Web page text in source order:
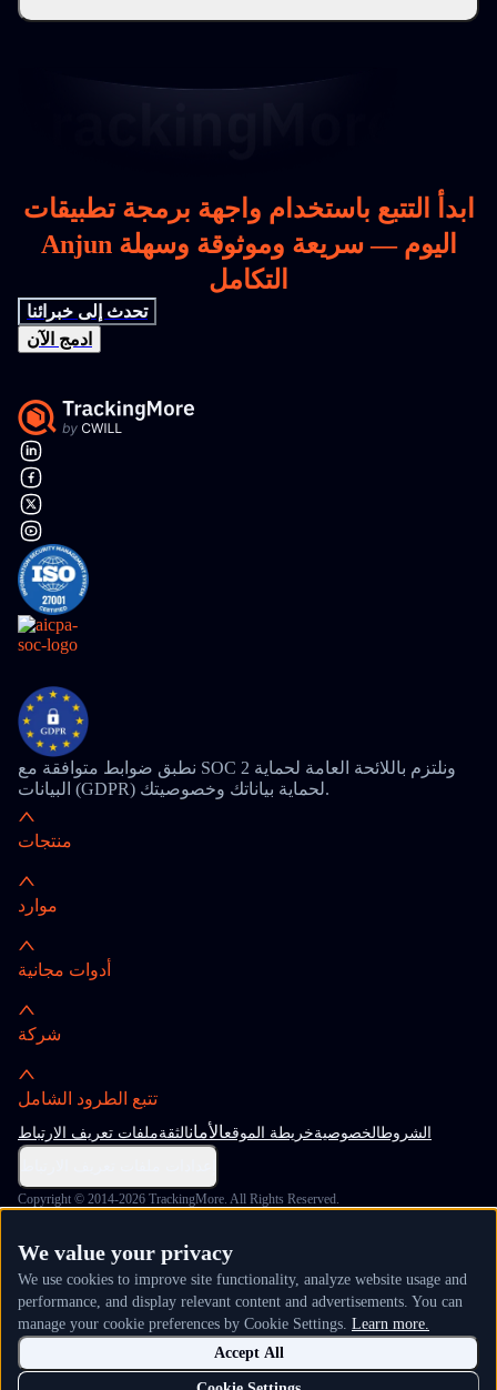
ابدأ التتبع باستخدام واجهة برمجة تطبيقات
Anjun اليوم — سريعة وموثوقة وسهلة
التكامل
تحدث إلى خبرائنا
ادمج الآن
نطبق ضوابط متوافقة مع SOC 2 ونلتزم باللائحة العامة لحماية
البيانات (GDPR) لحماية بياناتك وخصوصيتك.
منتجات
موارد
أدوات مجانية
شركة
تتبع الطرود الشامل
الشروطالخصوصيةخريطة الموقعالأمانالثقةملفات تعريف الارتباط
Copyright © 2014-2026 TrackingMore. All Rights Reserved.
We value your privacy
We use cookies to improve site functionality, analyze website usage and
performance, and display relevant content and advertisements. You can
manage your cookie preferences by Cookie Settings. Learn more.
Accept All